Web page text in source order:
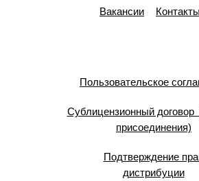
Вакансии
Контакты
Пользовательское
Сублицензионный договор
присоединения)
Подтверждение
дистрибуции